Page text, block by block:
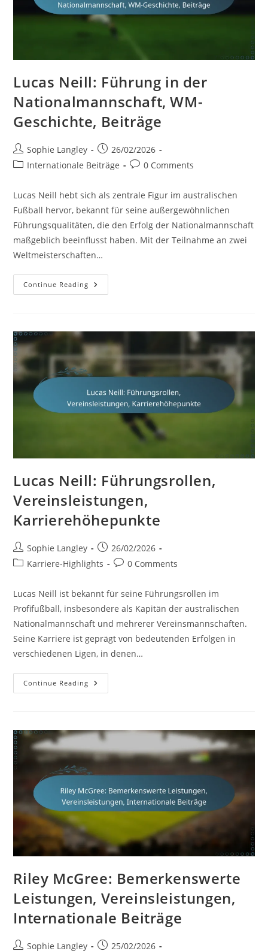
Lucas Neill: Führung in der
Nationalmannschaft, WM-
Geschichte, Beiträge
Post
author:
Sophie Langley
Post
published:
26/02/2026
PostInternationale Beiträge
Post0 Comments
Lucas Neill hebt sich als zentrale Figur im australischen
Fußball hervor, bekannt für seine außergewöhnlichen
Führungsqualitäten, die den Erfolg der Nationalmannschaft
maßgeblich beeinflusst haben. Mit der Teilnahme an zwei
Weltmeisterschaften…
Continue Reading Lucas
Neill:
WM-
Geschichte,
Beiträge
Lucas Neill: Führungsrollen,
Vereinsleistungen,
Karrierehöhepunkte
Post
author:
Sophie Langley
Post
published:
26/02/2026
PostKarriere-Highlights
Post0 Comments
Lucas Neill ist bekannt für seine Führungsrollen im
Profifußball, insbesondere als Kapitän der australischen
Nationalmannschaft und mehrerer Vereinsmannschaften.
Seine Karriere ist geprägt von bedeutenden Erfolgen in
verschiedenen Ligen, in denen…
Continue Reading Lucas
Neill:
Riley McGree: Bemerkenswerte
Leistungen, Vereinsleistungen,
Internationale Beiträge
PostSophie Langley Post25/02/2026